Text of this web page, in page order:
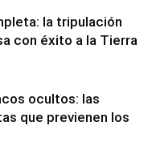
la tripulación
con éxito a la Tierra
ocultos: las
que previenen los